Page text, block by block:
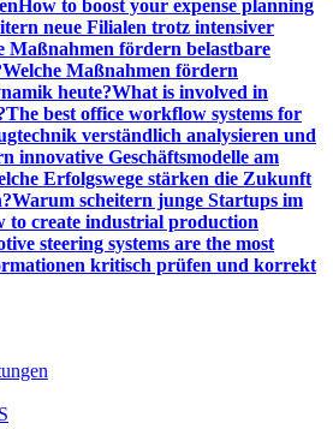
How to boost your expense planning
neue Filialen trotz intensiver
Maßnahmen fördern belastbare
Welche Maßnahmen fördern
heute?What is involved in
The best office workflow systems for
verständlich analysieren und
innovative Geschäftsmodelle am
Erfolgswege stärken die Zukunft
Warum scheitern junge Startups im
to create industrial production
steering systems are the most
kritisch prüfen und korrekt